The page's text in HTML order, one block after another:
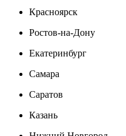
Красноярск
Ростов-на-Дону
Екатеринбург
Самара
Саратов
Казань